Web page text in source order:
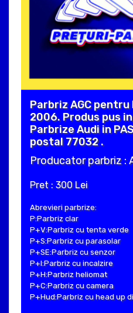
Parbriz AGC pentru
2006. Produs pus
Parbrize Audi in
postal 77032 .
Producator parbriz :
Pret : 300 Lei
Abrevieri parbrize:
P:Parbriz clar
P+V:Parbriz cu tenta verde
P+S:Parbriz cu parasolar
P+SE:Parbriz cu senzor
P+I:Parbriz cu incalzire
P+H:Parbriz heliomat
P+C:Parbriz cu camera
P+Hud:Parbriz cu head up